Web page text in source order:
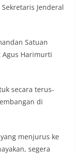
Jenderal
Satuan
Agus Harimurti
secara terus-
di
menjurus ke
segera